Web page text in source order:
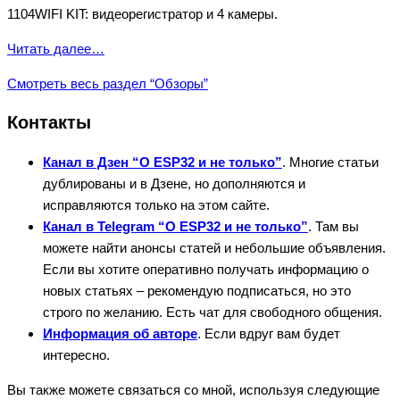
1104WIFI KIT: видеорегистратор и 4 камеры.
Читать далее…
Смотреть весь раздел “Обзоры”
Контакты
Канал в Дзен “О ESP32 и не только”. Многие статьи
дублированы и в Дзене, но дополняются и
исправляются только на этом сайте.
Канал в Telegram “О ESP32 и не только”. Там вы
можете найти анонсы статей и небольшие объявления.
Если вы хотите оперативно получать информацию о
новых статьях – рекомендую подписаться, но это
строго по желанию. Есть чат для свободного общения.
Информация об авторе. Если вдруг вам будет
интересно.
Вы также можете связаться со мной, используя следующие